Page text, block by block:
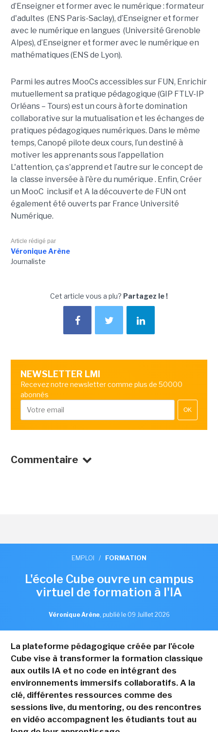
d’ Enseigner et former avec le numérique : formateur
d'adultes(ENS Paris-Saclay), d’ Enseigner et former
avec le numérique en langues(Université Grenoble
Alpes), d’ Enseigner et former avec le numérique en
mathématiques(ENS de Lyon).
Parmi les autres MooCs accessibles sur FUN, Enrichir
mutuellement sa pratique pédagogique (GIP FTLV-IP
Orléans – Tours) est un cours à forte domination
collaborative sur la mutualisation et les échanges de
pratiques pédagogiques numériques. Dans le même
temps, Canopé pilote deux cours, l’un destiné à
motiver les apprenants sous l’appellation
L'attention, ça s'apprend et l’autre sur le concept de
la classe inversée à l'ère du numérique . Enfin, Créer
un MooC inclusifet A la découverte de FUN ont
également été ouverts par France Université
Numérique.
Article rédigé par
Véronique Arène
Journaliste
Cet article vous a plu? Partagez le !
NEWSLETTER LMI
Recevez notre newsletter comme plus de 50000
abonnés
OK
Commentaire
EMPLOI / FORMATION
L'école Cube ouvre un campus
virtuel de formation à l'IA
Véronique Arène, publié le 09 Juillet 2026
La plateforme pédagogique créée par l'école
Cube vise à transformer la formation classique
aux outils IA et no code en intégrant des
environnements immersifs collaboratifs. A la
clé, différentes ressources comme des
sessions live, du mentoring, ou des rencontres
en vidéo accompagnent les étudiants tout au